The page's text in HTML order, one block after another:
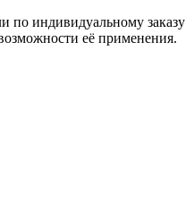
по индивидуальному заказу
её применения.